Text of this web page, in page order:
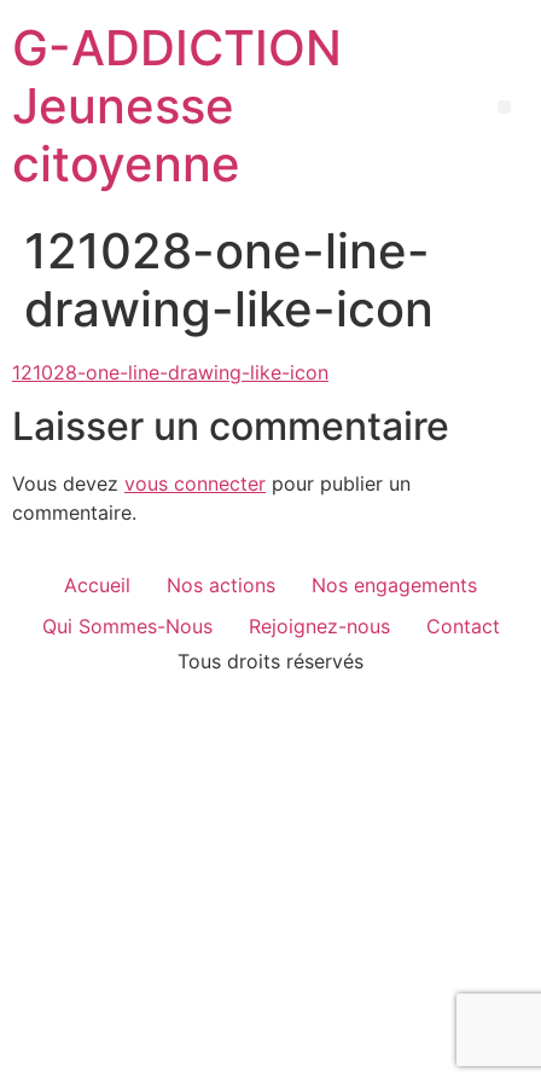
G-ADDICTION
Jeunesse
citoyenne
121028-one-line-
drawing-like-icon
121028-one-line-drawing-like-icon
Laisser un commentaire
Vous devez vous connecter pour publier un
commentaire.
Accueil Nos actions
Nos engagements
Qui Sommes-Nous
Rejoignez-nous
Contact
Tous droits réservés